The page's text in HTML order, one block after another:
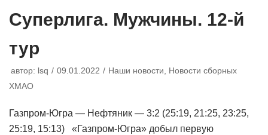
Суперлига. Мужчины. 12-й
тур
автор: lsq 09.01.2022 Наши новости, Новости сборных
ХМАО
Газпром-Югра — Нефтяник — 3:2 (25:19, 21:25, 23:25,
25:19, 15:13) «Газпром-Югра» добыл первую